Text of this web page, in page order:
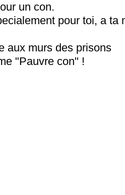
un con.
pour toi, a ta
aux murs des prisons
"Pauvre con" !